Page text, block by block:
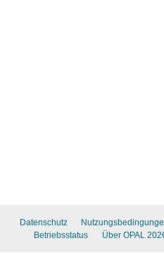
Datenschutz
Betriebsstatus
Über OPAL